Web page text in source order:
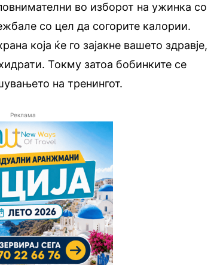
во изборот на ужинка со
со цел да согорите калории.
која ќе го зајакне вашето здравје,
Токму затоа бобинките се
на тренингот.
Реклама